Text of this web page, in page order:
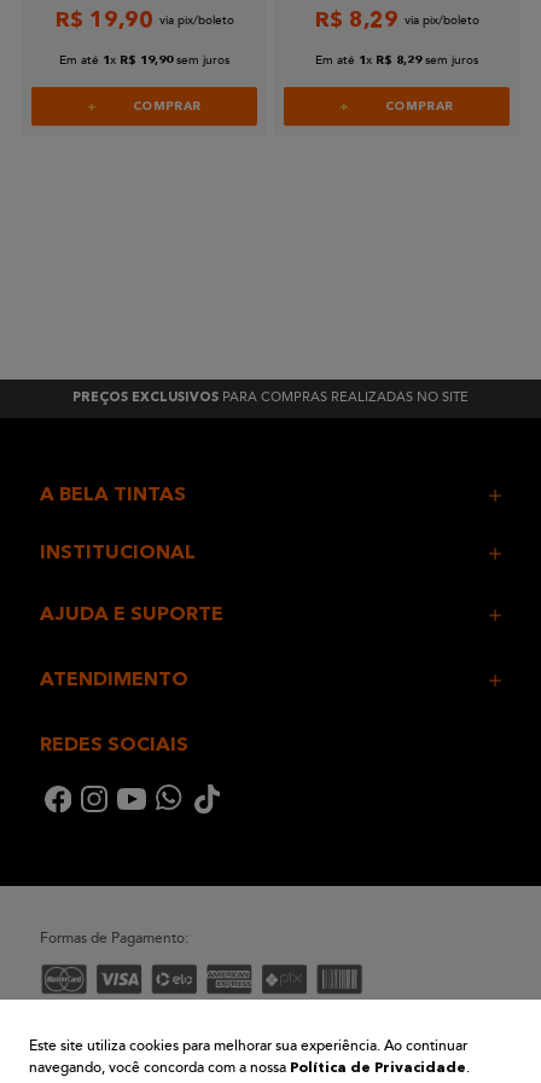
Enviar avaliação
R$ 19,90
Em até 1 x R$ 19,90 sem juros
COMPRAR
R$ 8,29
Em até 1 x R$ 8,29 sem juros
COMPRAR
PREÇOS EXCLUSIVOS PARA COMPRAS REALIZADAS NO SITE
A BELA TINTAS
INSTITUCIONAL
AJUDA E SUPORTE
ATENDIMENTO
REDES SOCIAIS
Formas de Pagamento:
Desenvolvimento e Tecnologia
Este site utiliza cookies para melhorar sua experiência. Ao continuar
navegando, você concorda com a nossa Política de Privacidade.